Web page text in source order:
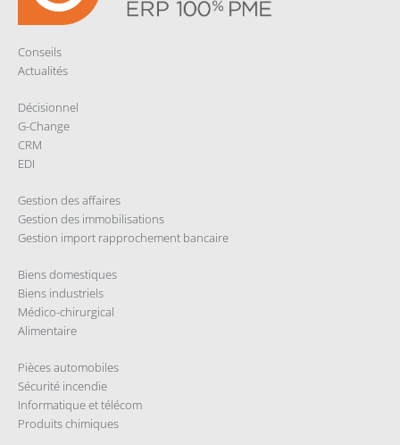
Conseils
Actualités
Décisionnel
G-Change
CRM
EDI
Gestion des affaires
Gestion des immobilisations
Gestion import rapprochement bancaire
Biens domestiques
Biens industriels
Médico-chirurgical
Alimentaire
Pièces automobiles
Sécurité incendie
Informatique et télécom
Produits chimiques